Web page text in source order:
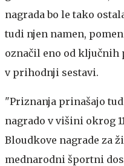
nagrada bo le tako
tudi njen namen,
označil eno od ključnih
v prihodnji sestavi.
"Priznanja prinašajo
nagrado v višini okrog
Bloudkove nagrade za
mednarodni športni